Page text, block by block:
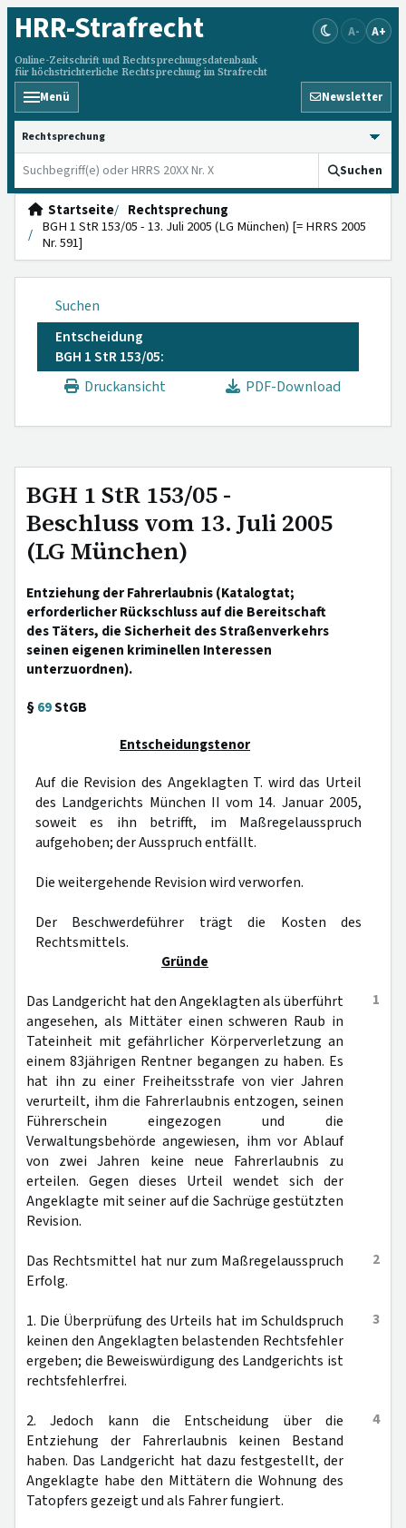
HRR-Strafrecht
Online-Zeitschrift und Rechtsprechungsdatenbank
für höchstrichterliche Rechtsprechung im Strafrecht
A- A+
Menü Newsletter
HRRS durchsuchen
Suchen
Startseite
Rechtsprechung
BGH 1 StR 153/05 - 13. Juli 2005 (LG München) [= HRRS 2005
Nr. 591]
Suchen
Entscheidung
BGH 1 StR 153/05:
Druckansicht
PDF-Download
BGH 1 StR 153/05 -
Beschluss vom 13. Juli 2005
(LG München)
Entziehung der Fahrerlaubnis (Katalogtat;
erforderlicher Rückschluss auf die Bereitschaft
des Täters, die Sicherheit des Straßenverkehrs
seinen eigenen kriminellen Interessen
unterzuordnen).
§69StGB
Entscheidungstenor
Auf die Revision des Angeklagten T. wird das Urteil
des Landgerichts München II vom 14. Januar 2005,
soweit es ihn betrifft, im Maßregelausspruch
aufgehoben; der Ausspruch entfällt.
Die weitergehende Revision wird verworfen.
Der Beschwerdeführer trägt die Kosten des
Rechtsmittels.
Gründe
1
Das Landgericht hat den Angeklagten als überführt
angesehen, als Mittäter einen schweren Raub in
Tateinheit mit gefährlicher Körperverletzung an
einem 83jährigen Rentner begangen zu haben. Es
hat ihn zu einer Freiheitsstrafe von vier Jahren
verurteilt, ihm die Fahrerlaubnis entzogen, seinen
Führerschein eingezogen und die
Verwaltungsbehörde angewiesen, ihm vor Ablauf
von zwei Jahren keine neue Fahrerlaubnis zu
erteilen. Gegen dieses Urteil wendet sich der
Angeklagte mit seiner auf die Sachrüge gestützten
Revision.
2
Das Rechtsmittel hat nur zum Maßregelausspruch
Erfolg.
3
1. Die Überprüfung des Urteils hat im Schuldspruch
keinen den Angeklagten belastenden Rechtsfehler
ergeben; die Beweiswürdigung des Landgerichts ist
rechtsfehlerfrei.
4
2. Jedoch kann die Entscheidung über die
Entziehung der Fahrerlaubnis keinen Bestand
haben. Das Landgericht hat dazu festgestellt, der
Angeklagte habe den Mittätern die Wohnung des
Tatopfers gezeigt und als Fahrer fungiert.